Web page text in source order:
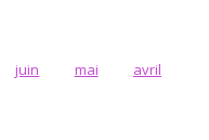
juin mai
avril